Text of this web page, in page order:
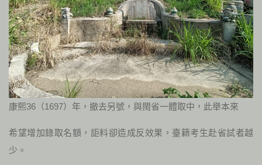
康熙36（1697）年，撤去另號，與閩省一體取中，此舉本來
希望增加錄取名額，詎料卻造成反效果，臺籍考生赴省試者越
少。